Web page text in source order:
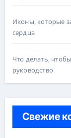
Иконы, которые
сердца
Что делать,
руководство
Свежие